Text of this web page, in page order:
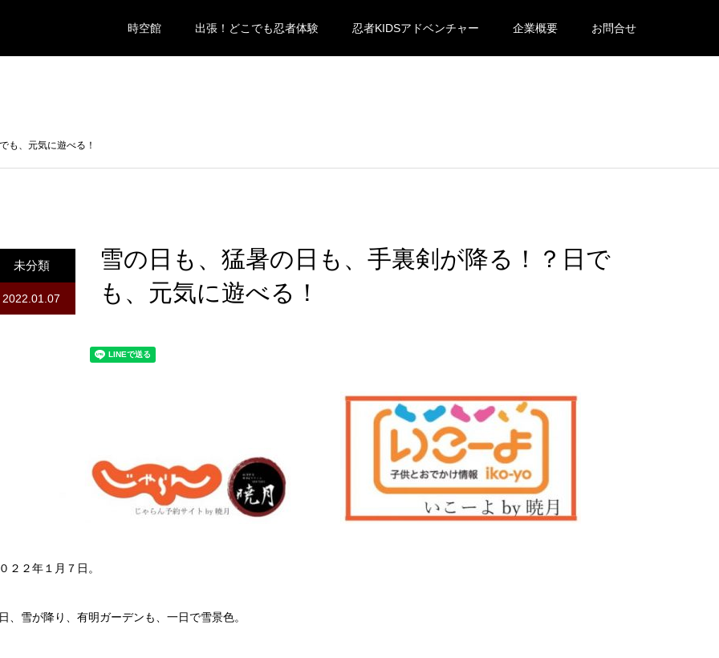
時空館 出張！どこでも忍者体験 忍者KIDSアドベンチャー 企業概要 お問合せ
も、元気に遊べる！
未分類
2022.01.07
雪の日も、猛暑の日も、手裏剣が降る！？日で
も、元気に遊べる！
２２年１月７日。
、雪が降り、有明ガーデンも、一日で雪景色。